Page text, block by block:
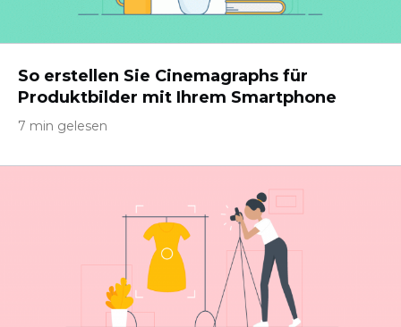
So erstellen Sie Cinemagraphs für
Produktbilder mit Ihrem Smartphone
7 min gelesen